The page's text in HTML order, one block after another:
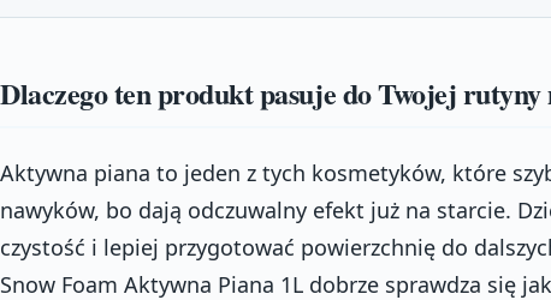
Dlaczego ten produkt pasuje do Twojej rutyny
Aktywna piana to jeden z tych kosmetyków, które
nawyków, bo dają odczuwalny efekt już na starcie.
czystość i lepiej przygotować powierzchnię do
Snow Foam Aktywna Piana 1L dobrze sprawdza się